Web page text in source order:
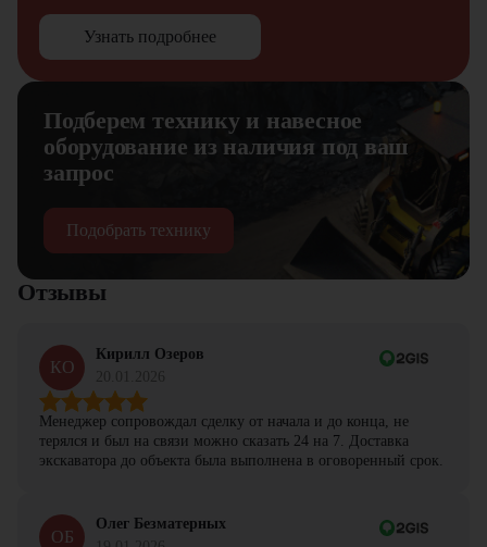
Узнать подробнее
Подберем технику и навесное
оборудование из наличия под ваш
запрос
Подобрать технику
Отзывы
КО
Кирилл Озеров
Менеджер сопровождал сделку от начала и до конца, не
терялся и был на связи можно сказать 24 на 7. Доставка
экскаватора до объекта была выполнена в оговоренный срок.
ОБ
Олег Безматерных